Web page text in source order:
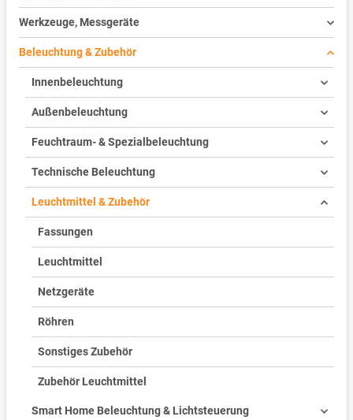
Werkzeuge, Messgeräte
Beleuchtung & Zubehör
Innenbeleuchtung
Außenbeleuchtung
Feuchtraum- & Spezialbeleuchtung
Technische Beleuchtung
Leuchtmittel & Zubehör
Fassungen
Leuchtmittel
Netzgeräte
Röhren
Sonstiges Zubehör
Zubehör Leuchtmittel
Smart Home Beleuchtung & Lichtsteuerung